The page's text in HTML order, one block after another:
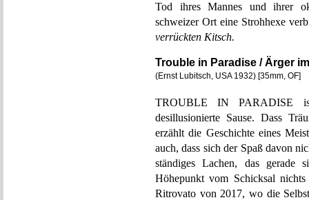
Tod ihres Mannes und ihrer
schweizer Ort eine Strohhexe
verrückten Kitsch.
Trouble in Paradise / Ärger
(Ernst Lubitsch, USA 1932) [35mm, OF]
TROUBLE IN PARADISE
desillusionierte Sause. Dass
erzählt die Geschichte eines
auch, dass sich der Spaß davon
ständiges Lachen, das gerade
Höhepunkt vom Schicksal
Ritrovato von 2017, wo die